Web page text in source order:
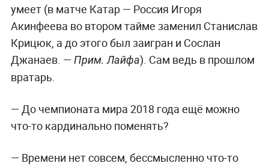
умеет (в матче Катар — Россия Игоря
Акинфеева во втором тайме заменил Станислав
Крицюк, а до этого был заигран и Сослан
Джанаев. — Прим. Лайфа). Сам ведь в прошлом
вратарь.
— До чемпионата мира 2018 года ещё можно
что-то кардинально поменять?
— Времени нет совсем, бессмысленно что-то